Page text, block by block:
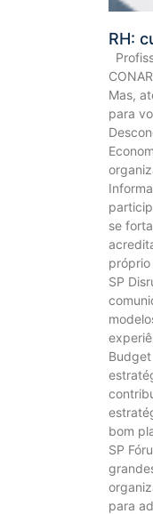
RH:
Mas,
para
se
SP
bom
SP
para